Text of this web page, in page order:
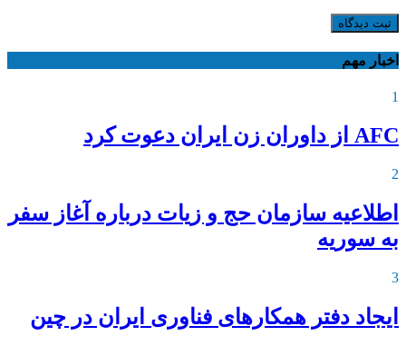
ثبت دیدگاه
اخبار مهم
1
AFC از داوران زن ایران دعوت کرد
2
اطلاعیه‌ سازمان حج و زیات درباره آغاز سفر
به سوریه
3
ایجاد دفتر همکارهای فناوری ایران در چین